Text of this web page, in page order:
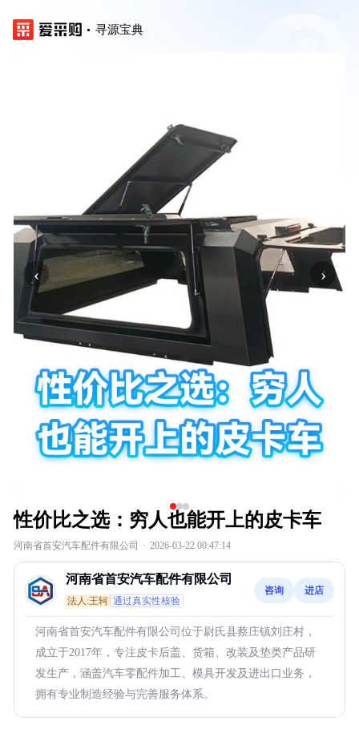
寻源宝典
‹ ›
性价比之选：穷人也能开上的皮卡车
河南省首安汽车配件有限公司 · 2026-03-22 00:47:14
河南省首安汽车配件有限公司
法人:王轲 通过真实性核验
咨询 进店
河南省首安汽车配件有限公司位于尉氏县蔡庄镇刘庄村，
成立于2017年，专注皮卡后盖、货箱、改装及垫类产品研
发生产，涵盖汽车零配件加工、模具开发及进出口业务，
拥有专业制造经验与完善服务体系。